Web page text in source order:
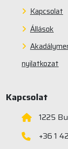
Kapcsolat
Állások
nyilatkozat
Kapcsolat
1225
+36 1